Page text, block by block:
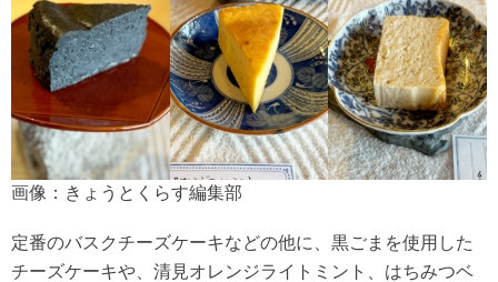
画像：きょうとくらす編集部
定番のバスクチーズケーキなどの他に、黒ごまを使用した
チーズケーキや、清見オレンジライトミント、はちみつベ